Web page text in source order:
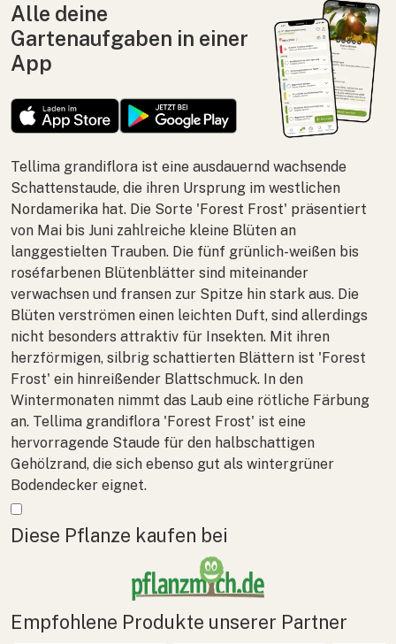
Alle deine
Gartenaufgaben in einer
App
Tellima grandiflora ist eine ausdauernd wachsende
Schattenstaude, die ihren Ursprung im westlichen
Nordamerika hat. Die Sorte 'Forest Frost' präsentiert
von Mai bis Juni zahlreiche kleine Blüten an
langgestielten Trauben. Die fünf grünlich-weißen bis
roséfarbenen Blütenblätter sind miteinander
verwachsen und fransen zur Spitze hin stark aus. Die
Blüten verströmen einen leichten Duft, sind allerdings
nicht besonders attraktiv für Insekten. Mit ihren
herzförmigen, silbrig schattierten Blättern ist 'Forest
Frost' ein hinreißender Blattschmuck. In den
Wintermonaten nimmt das Laub eine rötliche Färbung
an. Tellima grandiflora 'Forest Frost' ist eine
hervorragende Staude für den halbschattigen
Gehölzrand, die sich ebenso gut als wintergrüner
Bodendecker eignet.
Mehr anzeigen
Diese Pflanze kaufen bei
Empfohlene Produkte unserer Partner